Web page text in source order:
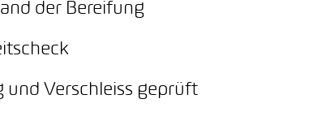
der Bereifung
und Verschleiss geprüft